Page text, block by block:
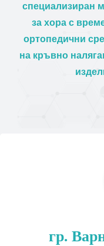
специализиран
за хора с
ортопедични
на кръвно
гр.